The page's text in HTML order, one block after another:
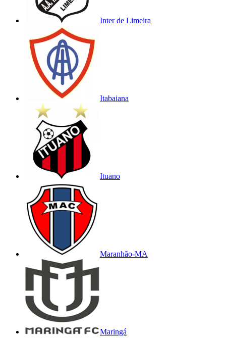
Inter de Limeira
Itabaiana
Ituano
Maranhão-MA
Maringá